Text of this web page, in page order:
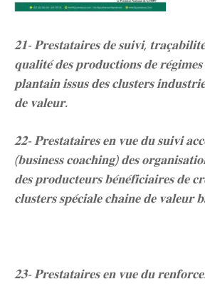
𝟐𝟏- 𝐏𝐫𝐞𝐬𝐭𝐚𝐭𝐚𝐢𝐫𝐞𝐬 𝐝𝐞 𝐬𝐮𝐢𝐯𝐢,
𝐪𝐮𝐚𝐥𝐢𝐭𝐞́ 𝐝𝐞𝐬 𝐩𝐫𝐨𝐝𝐮𝐜𝐭𝐢𝐨𝐧𝐬 𝐝𝐞
𝐩𝐥𝐚𝐧𝐭𝐚𝐢𝐧 𝐢𝐬𝐬𝐮𝐬 𝐝𝐞𝐬 𝐜𝐥𝐮𝐬𝐭𝐞𝐫𝐬
𝐝𝐞 𝐯𝐚𝐥𝐞𝐮𝐫.
𝟐𝟐- 𝐏𝐫𝐞𝐬𝐭𝐚𝐭𝐚𝐢𝐫𝐞𝐬 𝐞𝐧 𝐯𝐮𝐞 𝐝𝐮 𝐬𝐮𝐢𝐯𝐢
(𝐛𝐮𝐬𝐢𝐧𝐞𝐬𝐬 𝐜𝐨𝐚𝐜𝐡𝐢𝐧𝐠) 𝐝𝐞𝐬
𝐝𝐞𝐬 𝐩𝐫𝐨𝐝𝐮𝐜𝐭𝐞𝐮𝐫𝐬 𝐛𝐞́𝐧𝐞́𝐟𝐢𝐜𝐢𝐚𝐢𝐫𝐞𝐬 𝐝𝐞
𝐜𝐥𝐮𝐬𝐭𝐞𝐫𝐬 𝐬𝐩𝐞́𝐜𝐢𝐚𝐥𝐞 𝐜𝐡𝐚𝐢𝐧𝐞 𝐝𝐞 𝐯𝐚𝐥𝐞𝐮𝐫
𝟐𝟑- 𝐏𝐫𝐞𝐬𝐭𝐚𝐭𝐚𝐢𝐫𝐞𝐬 𝐞𝐧 𝐯𝐮𝐞 𝐝𝐮